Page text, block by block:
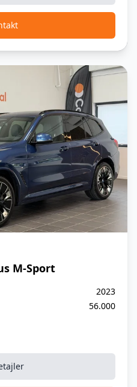
via Bluetooth
(bag)
(for)
M-Sport
2023
56.000